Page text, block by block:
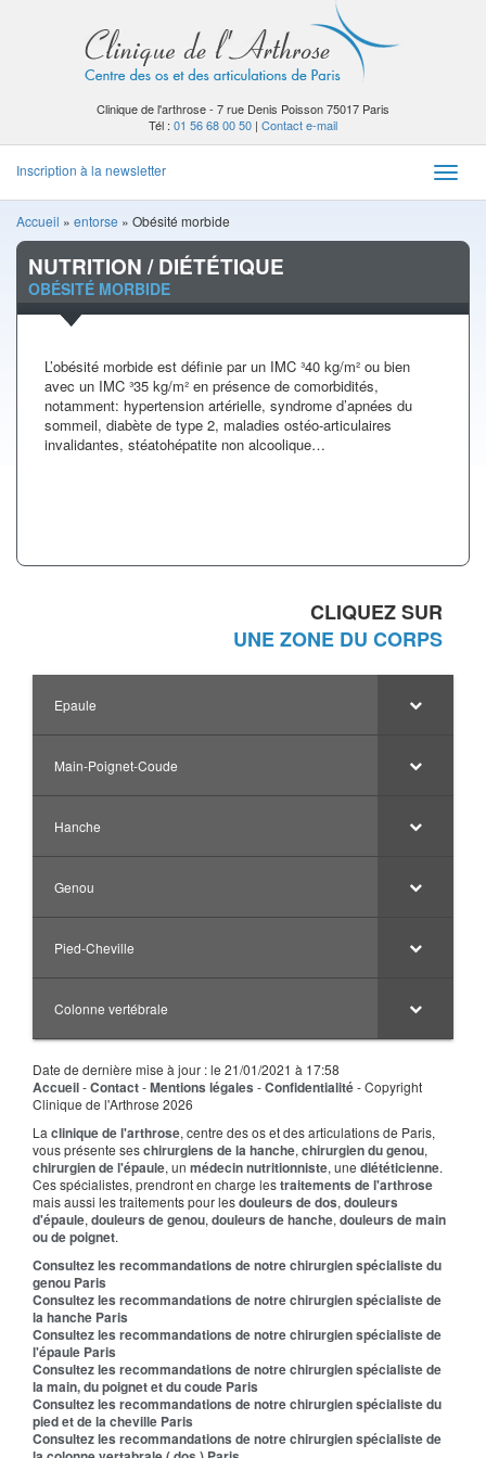
Clinique de l'arthrose - 7 rue Denis Poisson 75017 Paris
Tél : 01 56 68 00 50 | Contact e-mail
Inscription à la newsletter
Toggle
Accueil » entorse » Obésité morbide
NUTRITION / DIÉTÉTIQUE
OBÉSITÉ MORBIDE
L’obésité morbide est définie par un IMC ³40 kg/m² ou bien
avec un IMC ³35 kg/m² en présence de comorbidités,
notamment: hypertension artérielle, syndrome d’apnées du
sommeil, diabète de type 2, maladies ostéo-articulaires
invalidantes, stéatohépatite non alcoolique…
CLIQUEZ SUR
UNE ZONE DU CORPS
Epaule
Main-Poignet-Coude
Hanche
Genou
Pied-Cheville
Colonne vertébrale
Date de dernière mise à jour : le 21/01/2021 à 17:58
Accueil-Contact-Mentions légales -Confidentialité- Copyright
Clinique de l'Arthrose 2026
La clinique de l'arthrose, centre des os et des articulations de Paris,
vous présente seschirurgiens de la hanche, chirurgien du genou,
chirurgien de l'épaule, un médecin nutritionniste, une diététicienne.
Ces spécialistes, prendront en charge lestraitements de l'arthrose
mais aussi les traitements pour lesdouleurs de dos, douleurs
d'épaule, douleurs de genou, douleurs de hanche, douleurs de main
ou de poignet.
Consultez les recommandations de notre chirurgien spécialiste du
genou Paris
Consultez les recommandations de notre chirurgien spécialiste de
la hanche Paris
Consultez les recommandations de notre chirurgien spécialiste de
l'épaule Paris
Consultez les recommandations de notre chirurgien spécialiste de
la main, du poignet et du coude Paris
Consultez les recommandations de notre chirurgien spécialiste du
pied et de la cheville Paris
Consultez les recommandations de notre chirurgien spécialiste de